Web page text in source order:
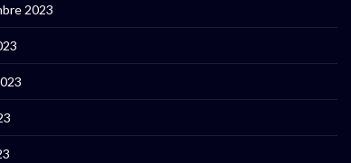
2023